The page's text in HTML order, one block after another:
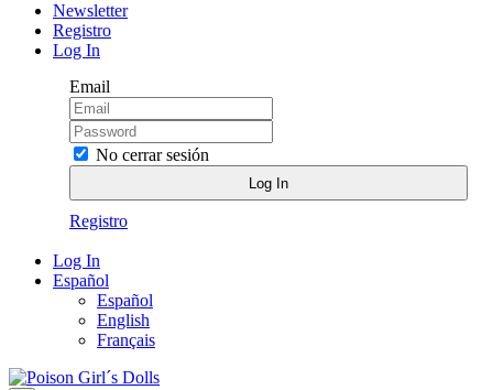
Newsletter
Registro
Log In
Email
No cerrar sesión
Registro
Log In
Español
Español
English
Français